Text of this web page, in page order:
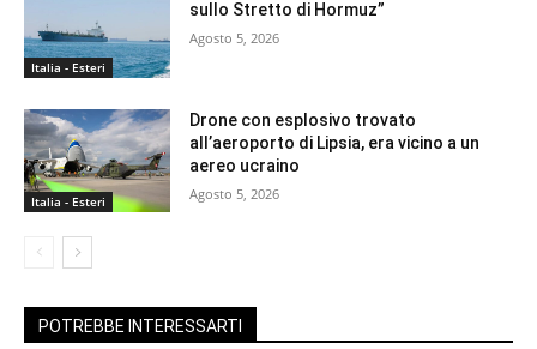
Italia - Esteri
sullo Stretto di Hormuz”
Agosto 5, 2026
Italia - Esteri
Drone con esplosivo trovato
all’aeroporto di Lipsia, era vicino a un
aereo ucraino
Agosto 5, 2026
POTREBBE INTERESSARTI